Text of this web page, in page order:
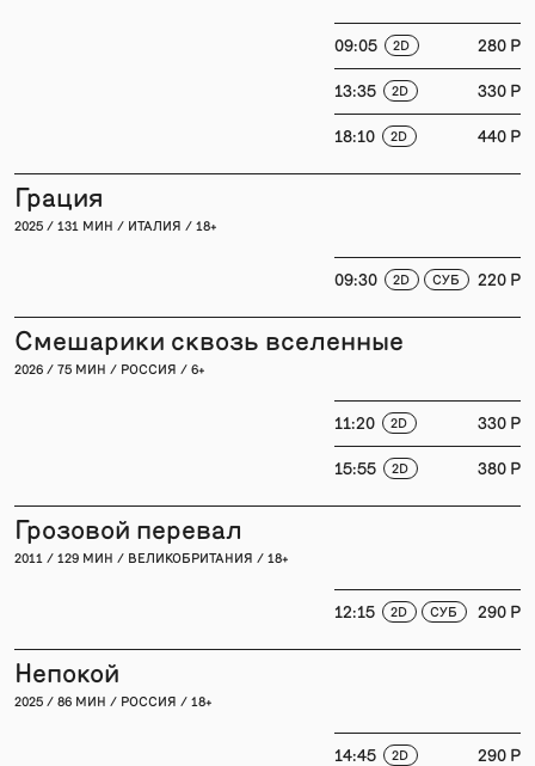
09:05 2D 280 P
13:35 2D 330 P
18:10 2D 440 P
Грация
2025 / 131 МИН / ИТАЛИЯ / 18+
09:30 2D СУБ 220 P
Смешарики сквозь вселенные
2026 / 75 МИН / РОССИЯ / 6+
11:20 2D 330 P
15:55 2D 380 P
Грозовой перевал
2011 / 129 МИН / ВЕЛИКОБРИТАНИЯ / 18+
12:15 2D СУБ 290 P
Непокой
2025 / 86 МИН / РОССИЯ / 18+
14:45 2D 290 P